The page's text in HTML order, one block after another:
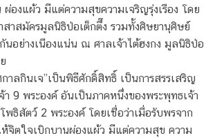
องแผ้ว มีแต่ความสุขความเจริญรุ่งเรือง โดย
าสมัครมูลนิธิป่อเต็กตึ๊ง รวมทั้งศิษยานุศิษย์
นอย่างเนืองแน่น ณ ศาลเจ้าไต้ฮงกง มูลนิธิป่อ
าลกินเจ”เป็นพิธีศักดิ์สิทธิ์ เป็นการสรรเสริญ
า 9 พระองค์ อันเป็นภาคหนึ่งของพระพุทธเจ้า
พธิสัตว์ 2 พระองค์ โดยเชื่อว่าเมื่อรับพรจาก
จิตใจเบิกบานผ่องแผ้ว มีแต่ความสุข ความ